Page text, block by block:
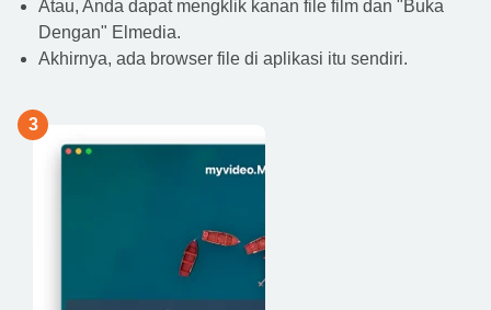
Atau, Anda dapat mengklik kanan file film dan "Buka
Dengan" Elmedia.
Akhirnya, ada browser file di aplikasi itu sendiri.
3